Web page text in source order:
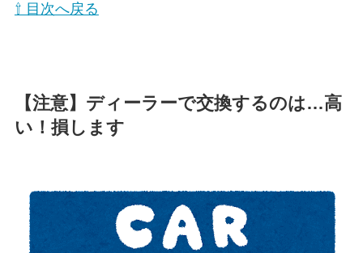
⇧ 目次へ戻る
【注意】ディーラーで交換するのは…高
い！損します